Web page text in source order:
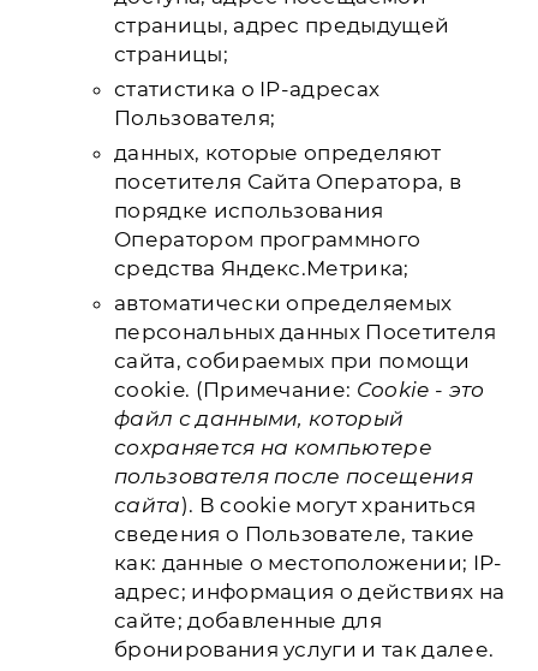
страницы, адрес предыдущей
страницы;
статистика о IP-адресах
Пользователя;
данных, которые определяют
посетителя Сайта Оператора, в
порядке использования
Оператором программного
средства Яндекс.Метрика;
автоматически определяемых
персональных данных Посетителя
сайта, собираемых при помощи
cookie. (Примечание: Cookie - это
файл с данными, который
сохраняется на компьютере
пользователя после посещения
сайта). В cookie могут храниться
сведения о Пользователе, такие
как: данные о местоположении; IP-
адрес; информация о действиях на
сайте; добавленные для
бронирования услуги и так далее.